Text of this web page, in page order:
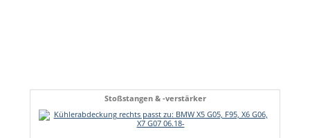
Stoßstangen & -verstärker